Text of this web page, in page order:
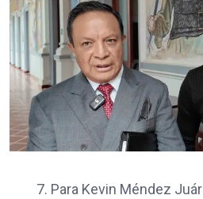
7. Para Kevin Méndez